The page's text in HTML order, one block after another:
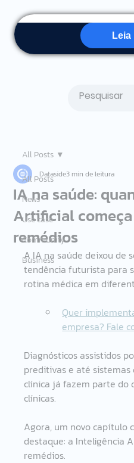
Leia
All Posts
News
Use case
Community
Business
All Posts
IA na saúde:
Artificial
remédios
Dataside3 min de leitura
A IA na saúde deixou de
tendência futurista para
rotina médica em
Quer
empresa? Fale
Diagnósticos assistidos
preditivas e até sistemas
clínica já fazem parte do
clínicas.
Agora, um novo capítulo
destaque: a Inteligência
remédios.